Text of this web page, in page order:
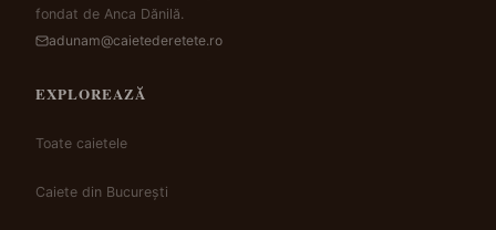
fondat de Anca Dănilă.
adunam@caietederetete.ro
EXPLOREAZĂ
Toate caietele
Caiete din București